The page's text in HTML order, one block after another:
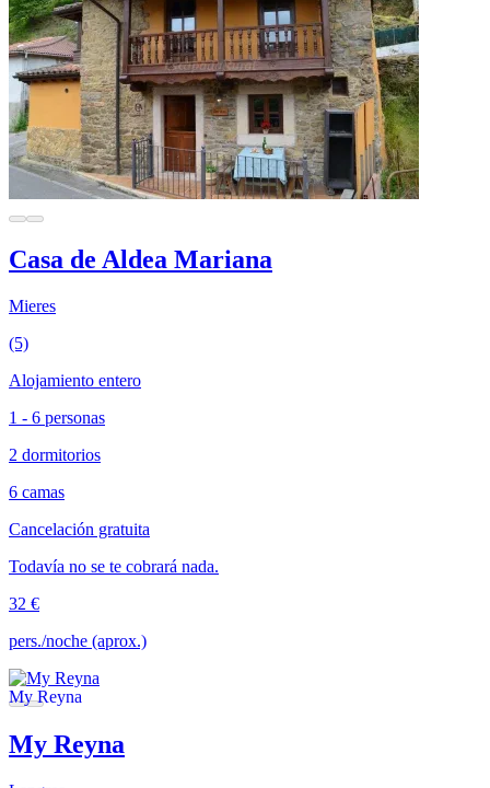
Casa de Aldea Mariana
Mieres
(5)
Alojamiento entero
1 - 6 personas
2 dormitorios
6 camas
Cancelación gratuita
Todavía no se te cobrará nada.
32 €
pers./noche (aprox.)
My Reyna